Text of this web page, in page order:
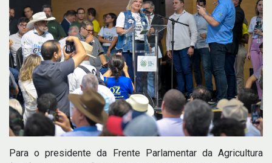
Para o presidente da Frente Parlamentar da Agricultura